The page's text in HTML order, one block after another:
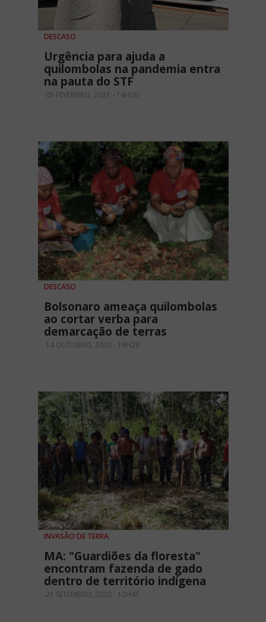
DESCASO
Urgência para ajuda a
quilombolas na pandemia entra
na pauta do STF
05 FEVEREIRO, 2021 - 14H20
DESCASO
Bolsonaro ameaça quilombolas
ao cortar verba para
demarcação de terras
14 OUTUBRO, 2020 - 16H28
INVASÃO DE TERRA
MA: "Guardiões da floresta"
encontram fazenda de gado
dentro de território indígena
21 SETEMBRO, 2020 - 12H45